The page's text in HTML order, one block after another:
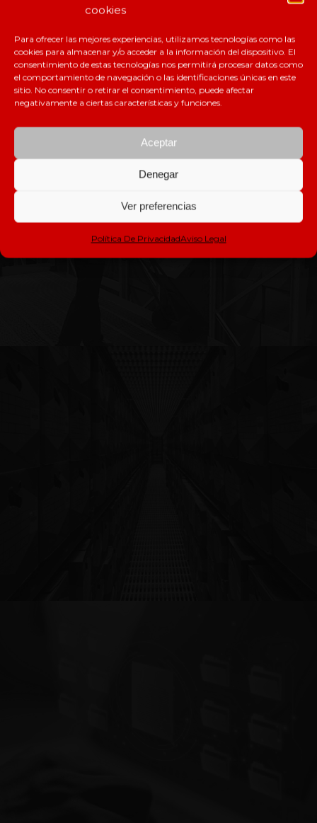
cookies
Para ofrecer las mejores experiencias, utilizamos tecnologías como las
cookies para almacenar y/o acceder a la información del dispositivo. El
consentimiento de estas tecnologías nos permitirá procesar datos como
el comportamiento de navegación o las identificaciones únicas en este
sitio. No consentir o retirar el consentimiento, puede afectar
negativamente a ciertas características y funciones.
Aceptar
Denegar
Ver preferencias
Política De PrivacidadAviso Legal